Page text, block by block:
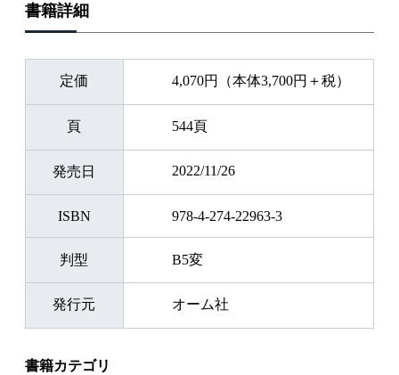
書籍詳細
定価 4,070円（本体3,700円＋税）
頁 544頁
発売日 2022/11/26
ISBN 978-4-274-22963-3
判型 B5変
発行元 オーム社
書籍カテゴリ